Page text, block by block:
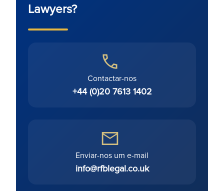
Lawyers?
Contactar-nos
+44 (0)20 7613 1402
Enviar-nos um e-mail
info@rfblegal.co.uk